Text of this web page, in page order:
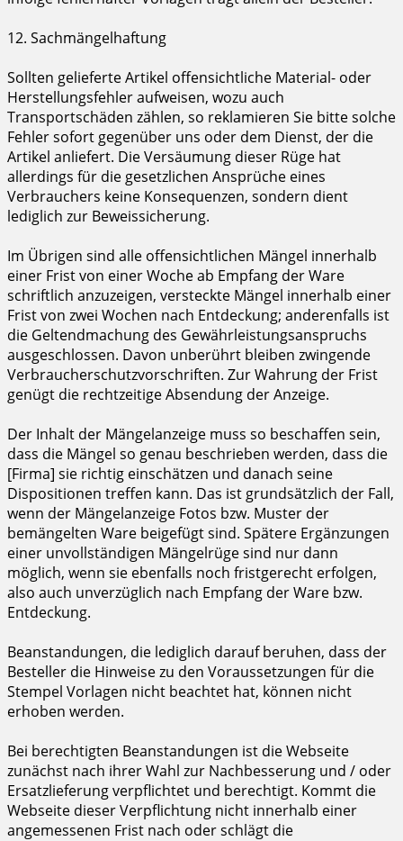
12. Sachmängelhaftung
Sollten gelieferte Artikel offensichtliche Material- oder
Herstellungsfehler aufweisen, wozu auch
Transportschäden zählen, so reklamieren Sie bitte solche
Fehler sofort gegenüber uns oder dem Dienst, der die
Artikel anliefert. Die Versäumung dieser Rüge hat
allerdings für die gesetzlichen Ansprüche eines
Verbrauchers keine Konsequenzen, sondern dient
lediglich zur Beweissicherung.
Im Übrigen sind alle offensichtlichen Mängel innerhalb
einer Frist von einer Woche ab Empfang der Ware
schriftlich anzuzeigen, versteckte Mängel innerhalb einer
Frist von zwei Wochen nach Entdeckung; anderenfalls ist
die Geltendmachung des Gewährleistungsanspruchs
ausgeschlossen. Davon unberührt bleiben zwingende
Verbraucherschutzvorschriften. Zur Wahrung der Frist
genügt die rechtzeitige Absendung der Anzeige.
Der Inhalt der Mängelanzeige muss so beschaffen sein,
dass die Mängel so genau beschrieben werden, dass die
[Firma] sie richtig einschätzen und danach seine
Dispositionen treffen kann. Das ist grundsätzlich der Fall,
wenn der Mängelanzeige Fotos bzw. Muster der
bemängelten Ware beigefügt sind. Spätere Ergänzungen
einer unvollständigen Mängelrüge sind nur dann
möglich, wenn sie ebenfalls noch fristgerecht erfolgen,
also auch unverzüglich nach Empfang der Ware bzw.
Entdeckung.
Beanstandungen, die lediglich darauf beruhen, dass der
Besteller die Hinweise zu den Voraussetzungen für die
Stempel Vorlagen nicht beachtet hat, können nicht
erhoben werden.
Bei berechtigten Beanstandungen ist die Webseite
zunächst nach ihrer Wahl zur Nachbesserung und / oder
Ersatzlieferung verpflichtet und berechtigt. Kommt die
Webseite dieser Verpflichtung nicht innerhalb einer
angemessenen Frist nach oder schlägt die